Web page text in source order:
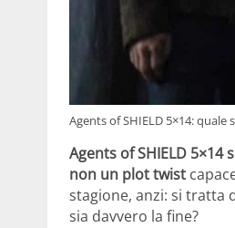
Agents of SHIELD 5×14: quale
Agents of SHIELD
non un plot twist
stagione, anzi: si tratta
sia davvero la fine?